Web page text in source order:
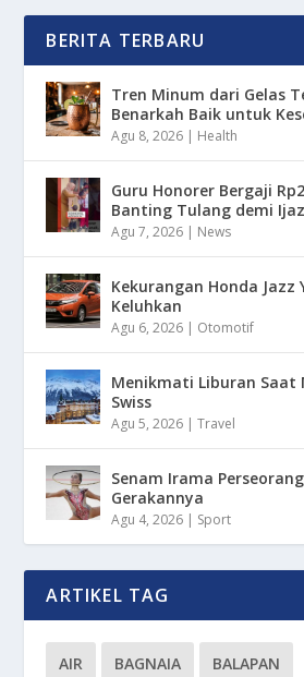
BERITA TERBARU
Tren Minum dari Gelas
Benarkah Baik untuk
Agu 8, 2026 | Health
Guru Honorer Bergaji
Banting Tulang demi
Agu 7, 2026 | News
Kekurangan Honda Jazz
Keluhkan
Agu 6, 2026 | Otomotif
Menikmati Liburan Saat
Swiss
Agu 5, 2026 |Travel
Senam Irama
Gerakannya
Agu 4, 2026 | Sport
ARTIKEL TAG
AIR BAGNAIA BALAPAN